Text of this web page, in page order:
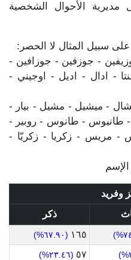
مديرية الأحوال الشخصية
على سبيل المثال لا الحصر:
- جوزفين - جوزافين -
- ادال - اديل - اوجيني -
- ميشيل - مشيل - بيار -
- طانيوس - طانوس - روبير -
- مريس - زكريا - زكريّا -
وفريد
ذكر
١٦٥ (٦٧.٩٠%)
٥٧ (٢٣.٤٦%)